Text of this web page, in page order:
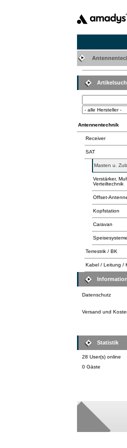
Antennentechnik
Receiver
SAT
Masten u.
Verstärker,
Verteiltechnik
Offset-
Kopfstation
Caravan
Speisesysteme
Terrestrik / BK
Kabel / Leitung /
Datenschutz
Versand und
Statistik
28 User(s) online
0 Gäste